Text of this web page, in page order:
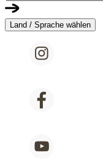
Land / Sprache wählen